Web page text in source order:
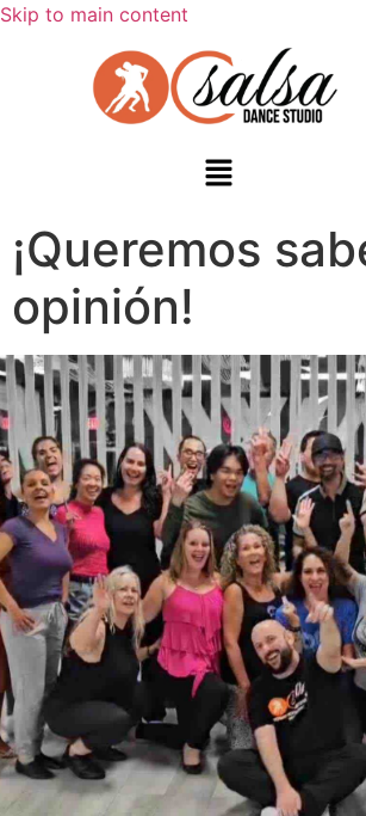
Skip to main content
¡Queremos
opinión!